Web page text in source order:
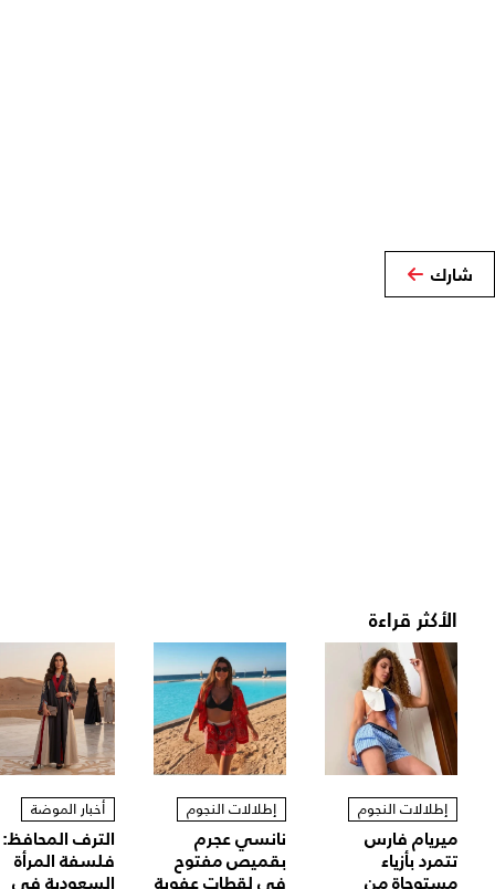
شارك
الأكثر قراءة
إطلالات النجوم
ميريام فارس
تتمرد بأزياء
مستوحاة من
إطلالات النجوم
نانسي عجرم
بقميص مفتوح
في لقطات عفوية
أخبار الموضة
الترف المحافظ:
فلسفة المرأة
السعودية في